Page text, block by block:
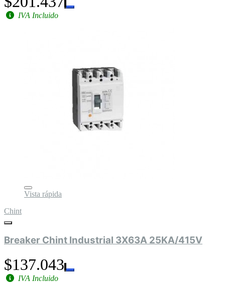
IVA Incluido
Vista rápida
Chint
Breaker Chint Industrial 3X63A 25KA/415V
$137.043
IVA Incluido